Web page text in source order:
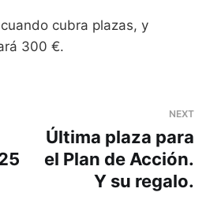
cubra plazas, y
300 €.
NEXT
Última plaza para
el Plan de Acción.
Y su regalo.